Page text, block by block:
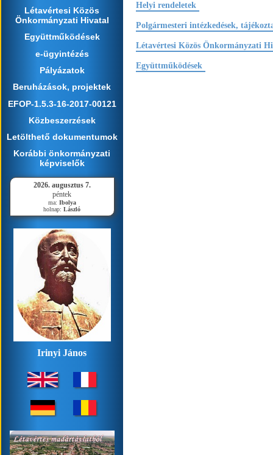
Létavértesi Közös
Önkormányzati Hivatal
Együttműködések
e-ügyintézés
Pályázatok
Beruházások, projektek
EFOP-1.5.3-16-2017-00121
Közbeszerzések
Letölthető dokumentumok
Korábbi önkormányzati
képviselők
2026. augusztus 7.
péntek
ma: Ibolya
holnap:László
Irinyi János
Helyi rendeletek
Polgármesteri intézkedések,
Létavértesi Közös Önkormányzati
Együttműködések